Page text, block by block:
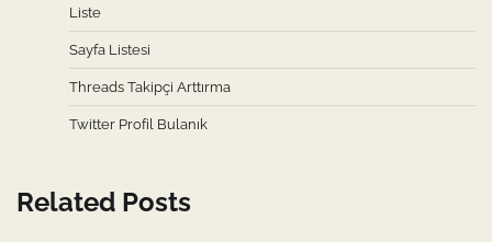
Liste
Sayfa Listesi
Threads Takipçi Arttırma
Twitter Profil Bulanık
Related Posts